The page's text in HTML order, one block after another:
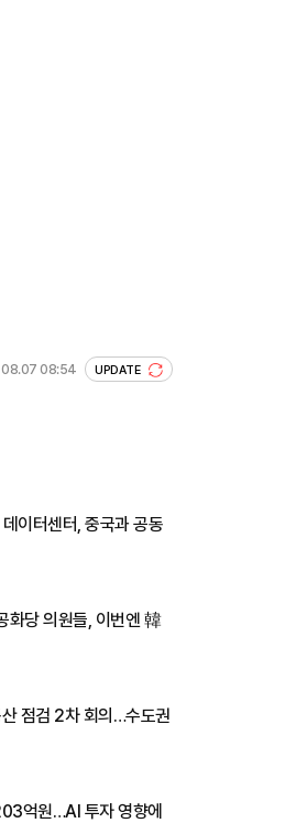
08.07 08:54 UPDATE
이터센터, 중국과 공동
화당 의원들, 이번엔 韓
점검 2차 회의…수도권
억원…AI 투자 영향에